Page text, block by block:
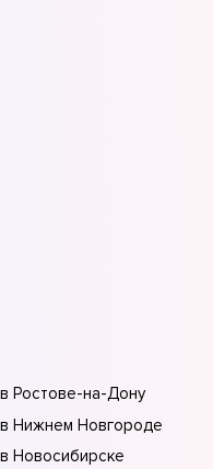
в Ростове-на-Донy
в Нижнем Новгороде
Новосибирске